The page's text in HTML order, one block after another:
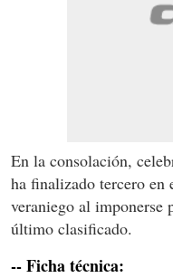
En la consolación,
ha finalizado tercero en
veraniego al imponerse
último clasificado.
-- Ficha técnica: